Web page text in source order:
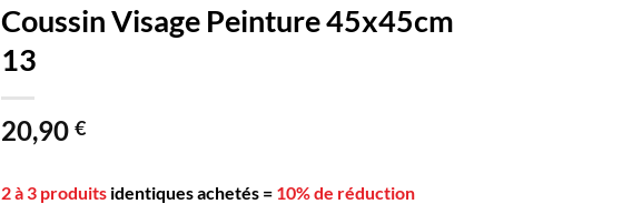
Coussin Visage Peinture 45x45cm
13
20,90 €
2 à 3 produits identiques achetés = 10% de réduction